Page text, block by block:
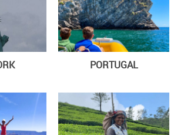
PORTUGAL